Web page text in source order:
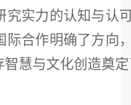
究实力的认知与认
际合作明确了方向
慧与文化创造奠